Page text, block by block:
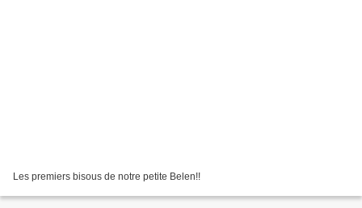
Les premiers bisous de notre petite Belen!!